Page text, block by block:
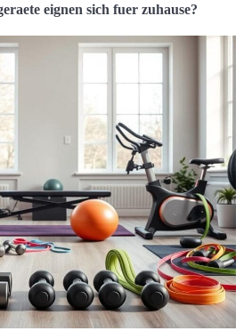
eignen sich fuer zuhause?